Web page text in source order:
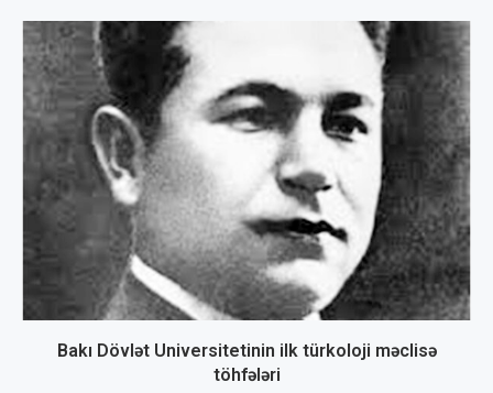
Bakı Dövlət Universitetinin ilk türkoloji məclisə
töhfələri